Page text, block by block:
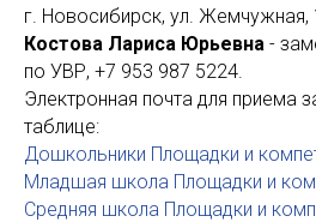
г. Новосибирск, ул. Жемчужная,
Костова Лариса Юрьевна -
по УВР, +7 953 987 5224.
Электронная почта для приема
таблице:
Дошкольники Площадки и
Младшая школа Площадки и
Средняя школа Площадки и